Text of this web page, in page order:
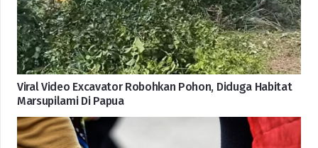
Viral Video Excavator Robohkan Pohon, Diduga Habitat
Marsupilami Di Papua